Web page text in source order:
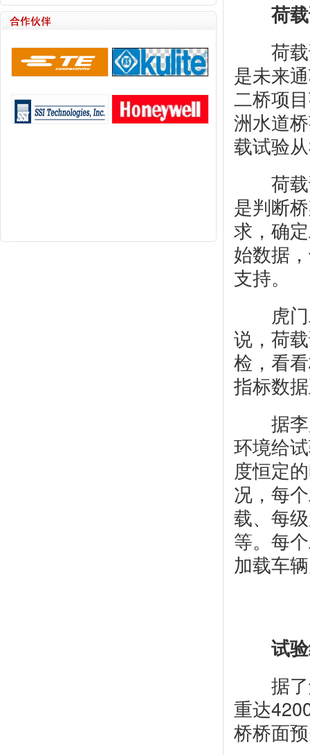
荷
荷载
是未来
二桥项
洲水道
载试验
荷载
是判断
求，确
始数据
支持。
虎门
说，荷
检，看
指标数
据李
环境给
度恒定
况，每
载、每
等。每
加载车
试
据了
重达
桥桥面